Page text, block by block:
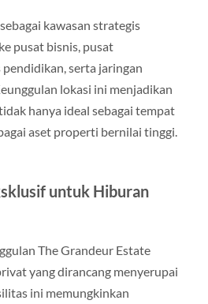
kawasan strategis
pusat bisnis, pusat
serta jaringan
lokasi ini menjadikan
hanya ideal sebagai tempat
aset properti bernilai tinggi.
untuk Hiburan
The Grandeur Estate
yang dirancang menyerupai
ini memungkinkan